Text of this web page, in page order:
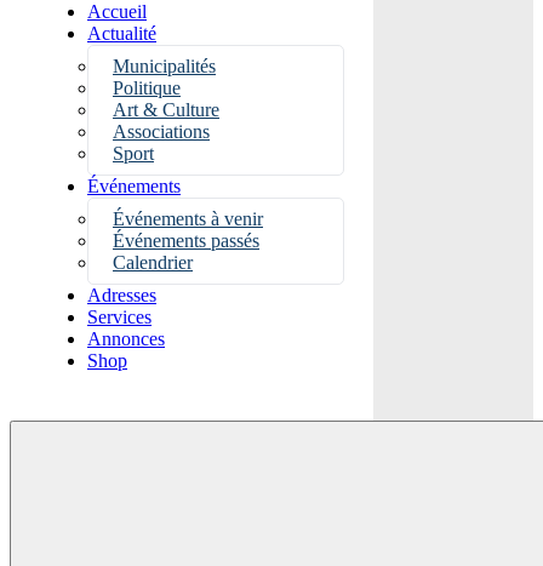
Accueil
Actualité
Municipalités
Politique
Art & Culture
Associations
Sport
Événements
Événements à venir
Événements passés
Calendrier
Adresses
Services
Annonces
Shop